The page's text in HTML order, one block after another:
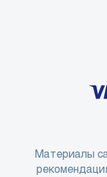
Материалы